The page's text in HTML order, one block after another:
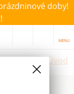
doby!
MENU
Úvod